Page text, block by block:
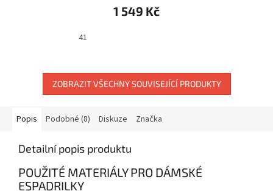
1 549 Kč
41
ZOBRAZIT VŠECHNY SOUVISEJÍCÍ PRODUKTY
Popis Podobné (8) Diskuze Značka
Detailní popis produktu
POUŽITÉ MATERIÁLY PRO DÁMSKÉ
ESPADRILKY